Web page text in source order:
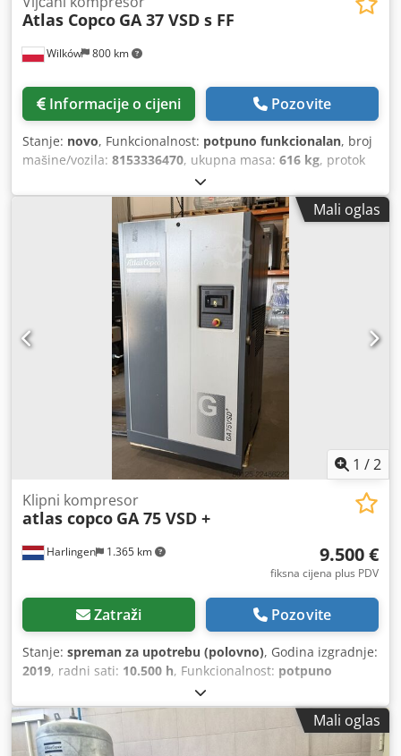
Wilków 800 km
Atlas Copco GA 37 VSD s FF
Informacije o cijeni Pozovite
Stanje: novo, Funkcionalnost: potpuno funkcionalan, broj
mašine/vozila: 8153336470, ukupna masa: 616 kg, protok
, pritisak (min.):
(max.):13 šipka, razina buke:67 dB, tip hlađenja:zrak,
Tipna pločica dostupna, dokumentacija /
priručnik, rashladni sušač
Mali oglas
1 /2
Harlingen 1.365 km
Klipni kompresor
atlas copco GA 75 VSD +
9.500 €
fiksna cijena plus PDV
Zatraži Pozovite
Stanje: spreman za upotrebu (polovno), Godina izgradnje:
2019, radni sati: 10.500 h, Funkcionalnost: potpuno
, ukupna masa:898 kg
KS), protok volumena:476 m³/h, pritisak (max.):13 šipka,
tip hlađenja:zrak
Tipna pločica dostupna,
dokumentacija / priručnik
Mali oglas